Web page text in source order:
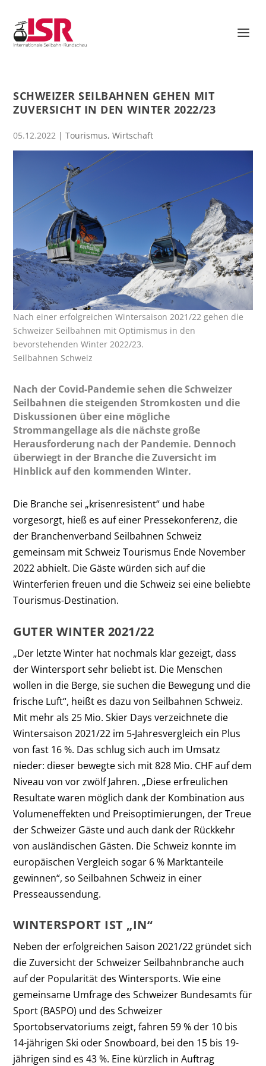
SCHWEIZER SEILBAHNEN GEHEN MIT
ZUVERSICHT IN DEN WINTER 2022/23
05.12.2022 |Tourismus,Wirtschaft
Nach einer erfolgreichen Wintersaison 2021/22 gehen die
Schweizer Seilbahnen mit Optimismus in den
bevorstehenden Winter 2022/23.
Seilbahnen Schweiz
Nach der Covid-Pandemie sehen die Schweizer
Seilbahnen die steigenden Stromkosten und die
Diskussionen über eine mögliche
Strommangellage als die nächste große
Herausforderung nach der Pandemie. Dennoch
überwiegt in der Branche die Zuversicht im
Hinblick auf den kommenden Winter.
Die Branche sei „krisenresistent“ und habe
vorgesorgt, hieß es auf einer Pressekonferenz, die
der Branchenverband Seilbahnen Schweiz
gemeinsam mit Schweiz Tourismus Ende November
2022 abhielt. Die Gäste würden sich auf die
Winterferien freuen und die Schweiz sei eine beliebte
Tourismus-Destination.
GUTER WINTER 2021/22
„Der letzte Winter hat nochmals klar gezeigt, dass
der Wintersport sehr beliebt ist. Die Menschen
wollen in die Berge, sie suchen die Bewegung und die
frische Luft“, heißt es dazu von Seilbahnen Schweiz.
Mit mehr als 25 Mio. Skier Days verzeichnete die
Wintersaison 2021/22 im 5-Jahresvergleich ein Plus
von fast 16 %. Das schlug sich auch im Umsatz
nieder: dieser bewegte sich mit 828 Mio. CHF auf dem
Niveau von vor zwölf Jahren. „Diese erfreulichen
Resultate waren möglich dank der Kombination aus
Volumeneffekten und Preisoptimierungen, der Treue
der Schweizer Gäste und auch dank der Rückkehr
von ausländischen Gästen. Die Schweiz konnte im
europäischen Vergleich sogar 6 % Marktanteile
gewinnen“, so Seilbahnen Schweiz in einer
Presseaussendung.
WINTERSPORT IST „IN“
Neben der erfolgreichen Saison 2021/22 gründet sich
die Zuversicht der Schweizer Seilbahnbranche auch
auf der Popularität des Wintersports. Wie eine
gemeinsame Umfrage des Schweizer Bundesamts für
Sport (BASPO) und des Schweizer
Sportobservatoriums zeigt, fahren 59 % der 10 bis
14-jährigen Ski oder Snowboard, bei den 15 bis 19-
jährigen sind es 43 %. Eine kürzlich in Auftrag